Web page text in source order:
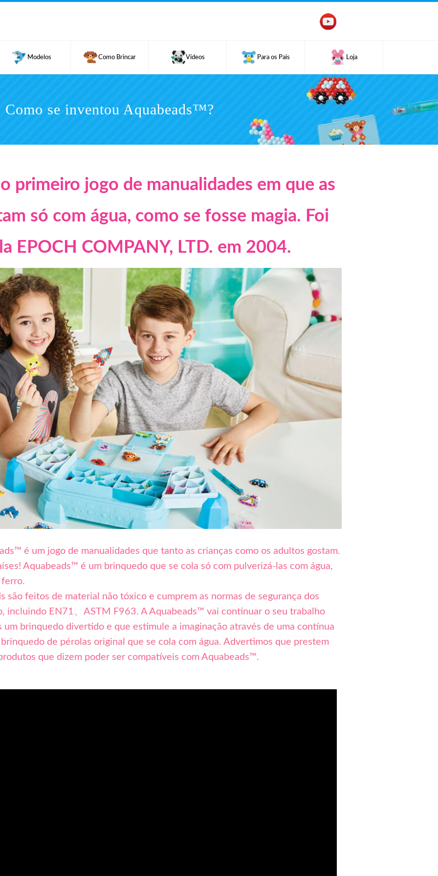
Modelos Como Brincar Vídeos Para os Pais Loja
Como se inventou Aquabeads™?
primeiro jogo de manualidades em que as
só com água, como se fosse magia. Foi
EPOCH COMPANY, LTD. em 2004.
é um jogo de manualidades que tanto as crianças como os adultos gostam.
Aquabeads™ é um brinquedo que se cola só com pulverizá-las com água,
ferro.
são feitos de material não tóxico e cumprem as normas de segurança dos
incluindo EN71、ASTM F963. A Aquabeads™ vai continuar o seu trabalho
um brinquedo divertido e que estimule a imaginação através de uma contínua
de pérolas original que se cola com água. Advertimos que prestem
que dizem poder ser compatíveis com Aquabeads™.